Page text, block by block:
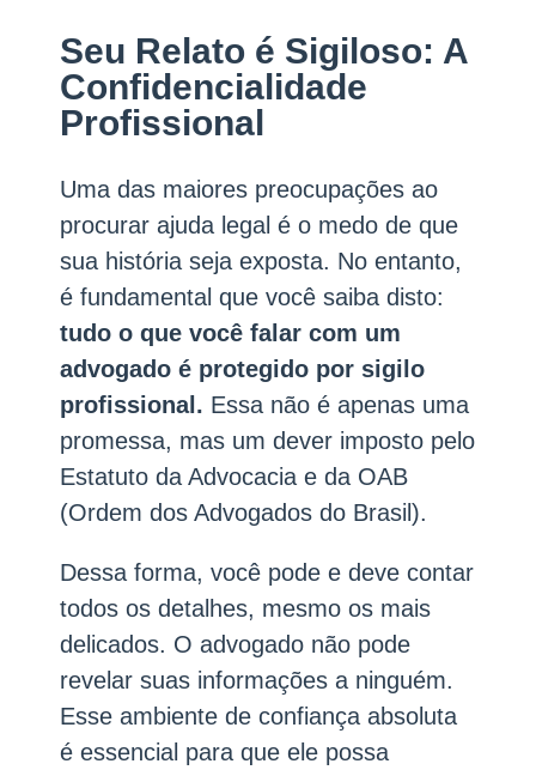
Seu Relato é Sigiloso: A
Confidencialidade
Profissional
Uma das maiores preocupações ao
procurar ajuda legal é o medo de que
sua história seja exposta. No entanto,
é fundamental que você saiba disto:
tudo o que você falar com um
advogado é protegido por sigilo
profissional. Essa não é apenas uma
promessa, mas um dever imposto pelo
Estatuto da Advocacia e da OAB
(Ordem dos Advogados do Brasil).
Dessa forma, você pode e deve contar
todos os detalhes, mesmo os mais
delicados. O advogado não pode
revelar suas informações a ninguém.
Esse ambiente de confiança absoluta
é essencial para que ele possa